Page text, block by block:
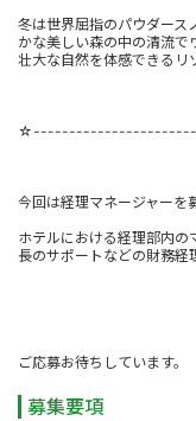
冬は世界屈指のパウダース
かな美しい森の中の清流で
壮大な自然を体感できるリ
今回は経理マネージャーを
ホテルにおける経理部内
長のサポートなどの財務経
ご応募お待ちしています。
募集要項